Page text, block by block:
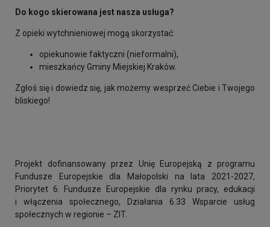
Do kogo skierowana jest nasza usługa?
Z opieki wytchnieniowej mogą skorzystać:
opiekunowie faktyczni (nieformalni),
mieszkańcy Gminy Miejskiej Kraków.
Zgłoś się i dowiedz się, jak możemy wesprzeć Ciebie i Twojego
bliskiego!
Projekt dofinansowany przez Unię Europejską z programu
Fundusze Europejskie dla Małopolski na lata 2021-2027,
Priorytet 6. Fundusze Europejskie dla rynku pracy, edukacji
i włączenia społecznego, Działania 6.33 Wsparcie usług
społecznych w regionie – ZIT.